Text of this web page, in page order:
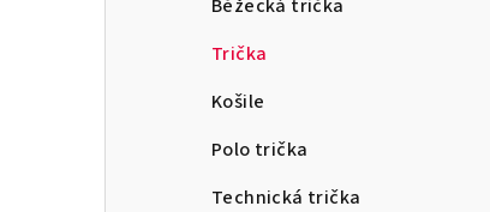
Běžecká trička
Trička
Košile
Polo trička
Technická trička